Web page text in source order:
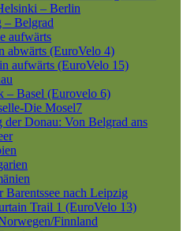
– Berlin
– Belgrad
aufwärts
abwärts (EuroVelo 4)
aufwärts (EuroVelo 15)
– Basel (Eurovelo 6)
Die Mosel7
der Donau: Von Belgrad ans
Barentssee nach Leipzig
Trail 1 (EuroVelo 13)
Finnland